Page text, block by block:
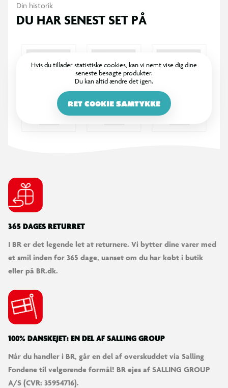
Linjerede sider med Pikachu-motiv på siderne
Mål: 15 x 34 cm
Velegnet til noter, dagbog og skolebrug
Din historik
DU HAR SENEST SET PÅ
Hvis du tillader statistiske cookies, kan vi nemt vise dig dine
seneste besøgte produkter.
Du kan altid ændre det igen.
RET COOKIE SAMTYKKE
365 DAGES RETURRET
I BR er det legende let at returnere. Vi bytter dine varer med
et smil inden for 365 dage, uanset om du har købt i butik
eller på BR.dk.
100% DANSKEJET: EN DEL AF SALLING GROUP
Når du handler i BR, går en del af overskuddet via Salling
Fondene til velgørende formål! BR ejes af SALLING GROUP
A/S (CVR: 35954716).